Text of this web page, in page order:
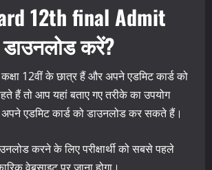
12th final Admit
करें?
कक्षा 12वीं के छात्र हैं और अपने एडमिट कार्ड को
हैं तो आप यहां बताए गए तरीके का उपयोग
एडमिट कार्ड को डाउनलोड कर सकते हैं।
करने के लिए परीक्षार्थी को सबसे पहले